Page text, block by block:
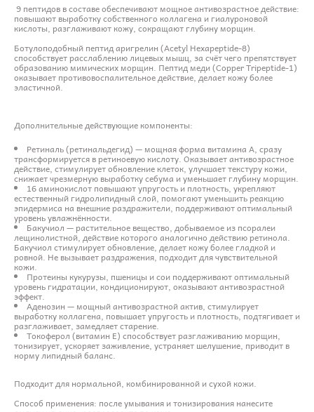
9 пептидов в составе обеспечивают мощное антивозрастное действие:
повышают выработку собственного коллагена и гиалуроновой
кислоты, разглаживают кожу, сокращают глубину морщин.
Ботулоподобный пептид аригрелин (Acetyl Hexapeptide-8)
способствует расслаблению лицевых мышц, за счёт чего препятствует
образованию мимических морщин. Пептид меди (Copper Tripeptide-1)
оказывает противовоспалительное действие, делает кожу более
эластичной.
Дополнительные действующие компоненты:
Ретиналь (ретинальдегид) — мощная форма витамина A, сразу
трансформируется в ретиноевую кислоту. Оказывает антивозрастное
действие, стимулирует обновление клеток, улучшает текстуру кожи,
снижает чрезмерную выработку себума и уменьшает глубину морщин.
16 аминокислот повышают упругость и плотность, укрепляют
естественный гидролипидный слой, помогают уменьшить реакцию
эпидермиса на внешние раздражители, поддерживают оптимальный
уровень увлажнённости.
Бакучиол — растительное вещество, добываемое из псоралеи
лещинолистной, действие которого аналогично действию ретинола.
Бакучиол стимулирует обновление, делает кожу более гладкой и
ровной. Не вызывает раздражения, подходит для чувствительной
кожи.
Протеины кукурузы, пшеницы и сои поддерживают оптимальный
уровень гидратации, кондиционируют, оказывают антивозрастной
эффект.
Аденозин — мощный антивозрастной актив, стимулирует
выработку коллагена, повышает упругость и плотность, подтягивает и
разглаживает, замедляет старение.
Токоферол (витамин E) способствует разглаживанию морщин,
тонизирует, ускоряет заживление, устраняет шелушение, приводит в
норму липидный баланс.
Подходит для нормальной, комбинированной и сухой кожи.
Способ применения: после умывания и тонизирования нанесите